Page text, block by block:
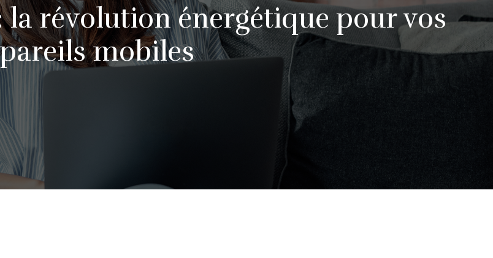
la révolution énergétique pour vos
mobiles